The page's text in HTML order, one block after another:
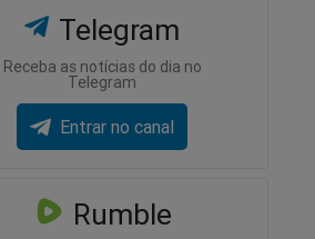
Telegram
Receba as notícias do dia no
Telegram
Entrar no canal
Rumble